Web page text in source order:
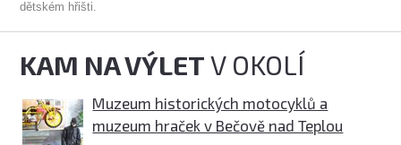
dětském hřišti.
KAM NA VÝLETV OKOLÍ
Muzeum historických motocyklů a
muzeum hraček v Bečově nad Teplou